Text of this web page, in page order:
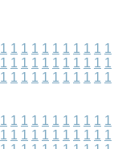
1 1 1 1 1 1 1 1 1 1 1
1 1 1 1 1 1 1 1 1 1 1
1 1 1 1 1 1 1 1 1 1 1
1 1 1 1 1 1 1 1 1 1 1
1 1 1 1 1 1 1 1 1 1 1